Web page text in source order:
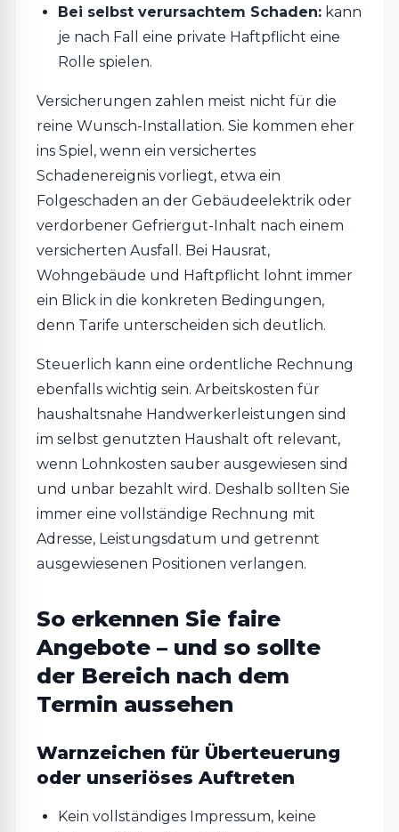
Bei selbst verursachtem Schaden: kann
je nach Fall eine private Haftpflicht eine
Rolle spielen.
Versicherungen zahlen meist nicht für die
reine Wunsch-Installation. Sie kommen eher
ins Spiel, wenn ein versichertes
Schadenereignis vorliegt, etwa ein
Folgeschaden an der Gebäudeelektrik oder
verdorbener Gefriergut-Inhalt nach einem
versicherten Ausfall. Bei Hausrat,
Wohngebäude und Haftpflicht lohnt immer
ein Blick in die konkreten Bedingungen,
denn Tarife unterscheiden sich deutlich.
Steuerlich kann eine ordentliche Rechnung
ebenfalls wichtig sein. Arbeitskosten für
haushaltsnahe Handwerkerleistungen sind
im selbst genutzten Haushalt oft relevant,
wenn Lohnkosten sauber ausgewiesen sind
und unbar bezahlt wird. Deshalb sollten Sie
immer eine vollständige Rechnung mit
Adresse, Leistungsdatum und getrennt
ausgewiesenen Positionen verlangen.
So erkennen Sie faire
Angebote – und so sollte
der Bereich nach dem
Termin aussehen
Warnzeichen für Überteuerung
oder unseriöses Auftreten
Kein vollständiges Impressum, keine